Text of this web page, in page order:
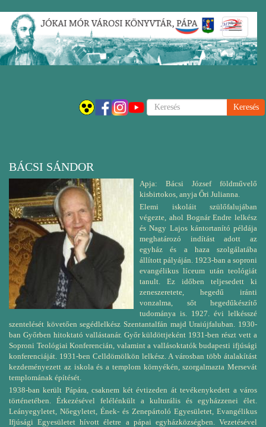
Ugrás
tartalomra
Keresés
BÁCSI SÁNDOR
Apja: Bácsi József földművelő
kisbirtokos, anyja Őri Julianna.
Elemi iskoláit szülőfalujában
végezte, ahol Bognár Endre lelkész
és Nagy Lajos kántortanító példája
meghatározó indítást adott az
egyház és a haza szolgálatába
állított pályáján. 1923-ban a soproni
evangélikus líceum után teológiát
tanult. Ez időben teljesedett ki
zeneszeretete, hegedű iránti
vonzalma, sőt hegedűkészítő
tudománya is. 1927. évi lelkésszé
szentelését követően segédlelkész Szentantalfán majd Uraiújfaluban. 1930-
ban Győrben hitoktató vallástanár. Győr küldöttjeként 1931-ben részt vett a
Soproni Teológiai Konferencián, valamint a vallásoktatók budapesti ifjúsági
konferenciáját. 1931-ben Celldömölkön lelkész. A városban több átalakítást
kezdeményezett az iskola és a templom környékén, szorgalmazta Mersevát
templomának építését.
1938-ban került Pápára, csaknem két évtizeden át tevékenykedett a város
történetében. Érkezésével felélénkült a kulturális és egyházzenei élet.
Leányegyletet, Nőegyletet, Ének- és Zenepártoló Egyesületet, Evangélikus
Ifjúsági Egyesületet hívott életre a pápai egyházközségben. Vezetésével